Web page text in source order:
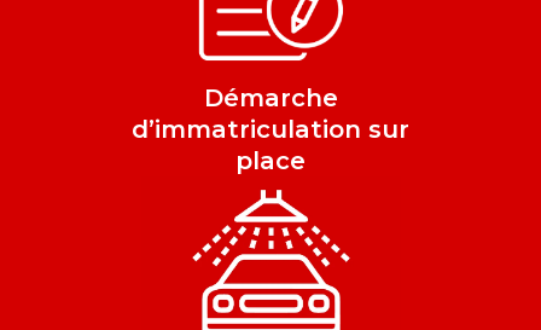
Démarche
d’immatriculation sur
place